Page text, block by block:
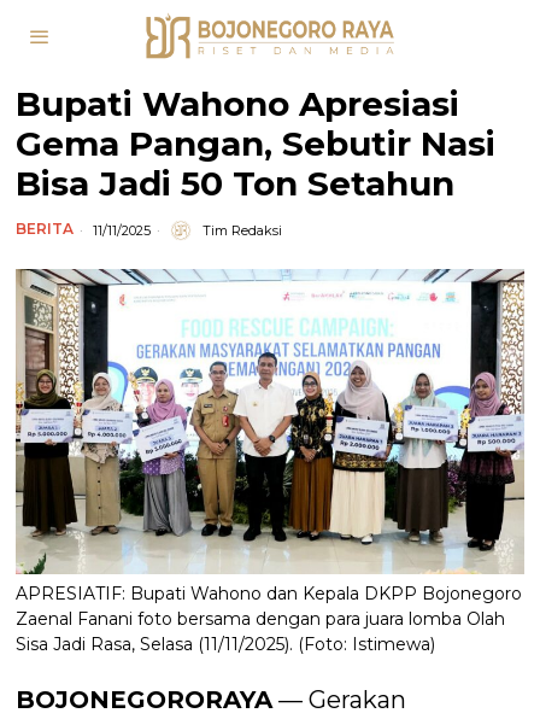
Bupati Wahono Apresiasi
Gema Pangan, Sebutir Nasi
Bisa Jadi 50 Ton Setahun
BERITA 11/11/2025 Tim Redaksi
APRESIATIF: Bupati Wahono dan Kepala DKPP Bojonegoro
Zaenal Fanani foto bersama dengan para juara lomba Olah
Sisa Jadi Rasa, Selasa (11/11/2025). (Foto: Istimewa)
BOJONEGORORAYA — Gerakan